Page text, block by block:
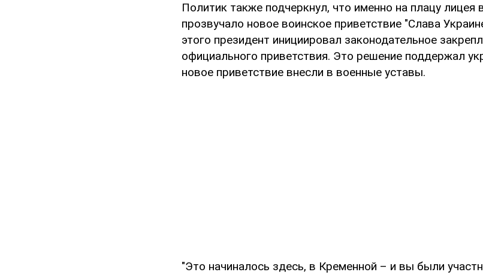
Политик также подчеркнул, что именно на плацу
прозвучало новое воинское приветствие "Слава
этого президент инициировал законодательное
официального приветствия. Это решение поддержал
новое приветствие внесли в военные уставы.
"Это начиналось здесь, в Кременной – и вы были